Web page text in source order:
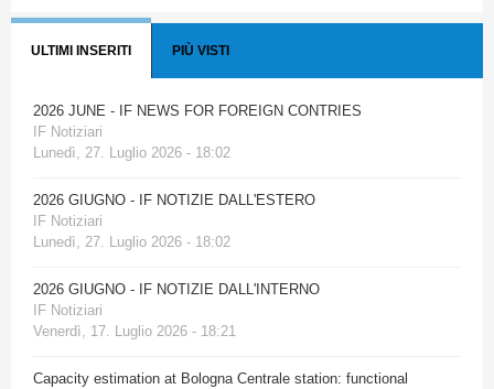
ULTIMI INSERITI PIÙ VISTI
2026 JUNE - IF NEWS FOR FOREIGN CONTRIES
IF Notiziari
Lunedì, 27. Luglio 2026 - 18:02
2026 GIUGNO - IF NOTIZIE DALL'ESTERO
IF Notiziari
Lunedì, 27. Luglio 2026 - 18:02
2026 GIUGNO - IF NOTIZIE DALL'INTERNO
IF Notiziari
Venerdì, 17. Luglio 2026 - 18:21
Capacity estimation at Bologna Centrale station: functional